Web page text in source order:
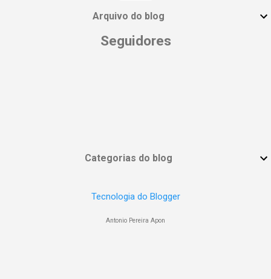
Arquivo do blog
Seguidores
Categorias do blog
Tecnologia do Blogger
Antonio Pereira Apon